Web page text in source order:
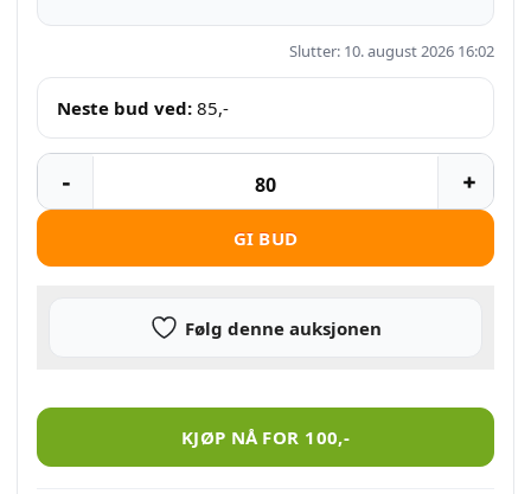
Slutter: 10. august 2026 16:02
Neste bud ved: 85,-
GI BUD
Følg denne auksjonen
Chicago fire – sesong 8 antall
KJØP NÅ FOR 100,-